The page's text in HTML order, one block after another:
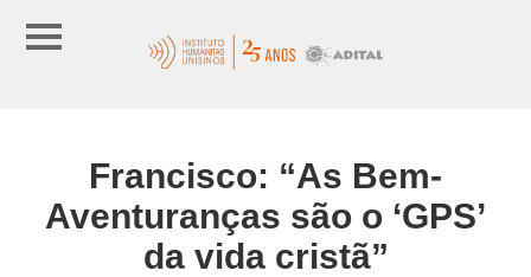
Francisco: “As Bem-
Aventuranças são o ‘GPS’
da vida cristã”